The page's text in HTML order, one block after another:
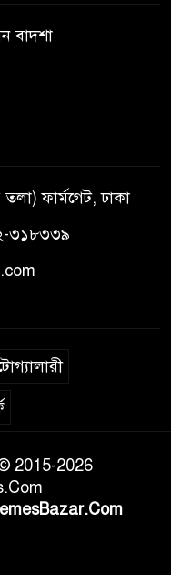
বাদশা
ফার্মগেট, ঢাকা
৩১৮৩৩৯
2015-2026